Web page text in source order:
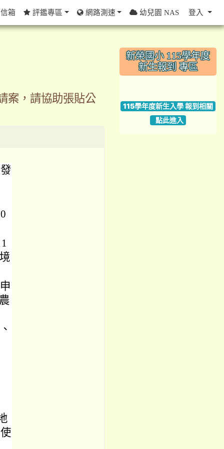
案，請協助張貼公
:::
新榮國小 115學年度
新生報到 專區
115學年度新生入學 報到相關
點此進入
箱 評鑑專區 網路測速 幼兒園 NAS 登入